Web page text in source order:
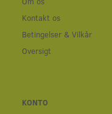
Kontakt os
Betingelser & Vilkår
Oversigt
KONTO